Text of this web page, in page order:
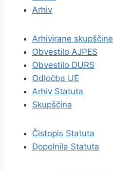
Arhiv
Arhivirane skupščine
Obvestilo AJPES
Obvestilo DURS
Odločba UE
Arhiv Statuta
Skupščina
Čistopis Statuta
Dopolnila Statuta